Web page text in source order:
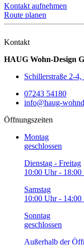
Kontakt aufnehmen
Route planen
Kontakt
HAUG Wohn-Design
Schillerstraße 2-
07243 54180
info@haug-
Öffnungszeiten
Montag
geschlossen
Dienstag - Freitag
10:00 Uhr - 18:00
Samstag
10:00 Uhr - 14:00
Sonntag
geschlossen
Außerhalb der